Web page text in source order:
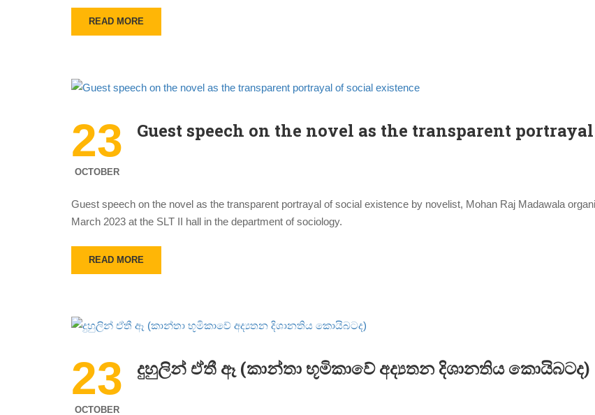
READ MORE
23
OCTOBER
Guest speech on the novel as the transparent
Guest speech on the novel as the transparent portrayal of social existence by novelist, Mohan Raj Madawala
March 2023 at the SLT II hall in the department of sociology.
READ MORE
23
OCTOBER
දුහුලින් ඒතී ඈ (කාන්තා භූමිකාවේ අද්‍යතන දිශානතිය කොයිබටද)